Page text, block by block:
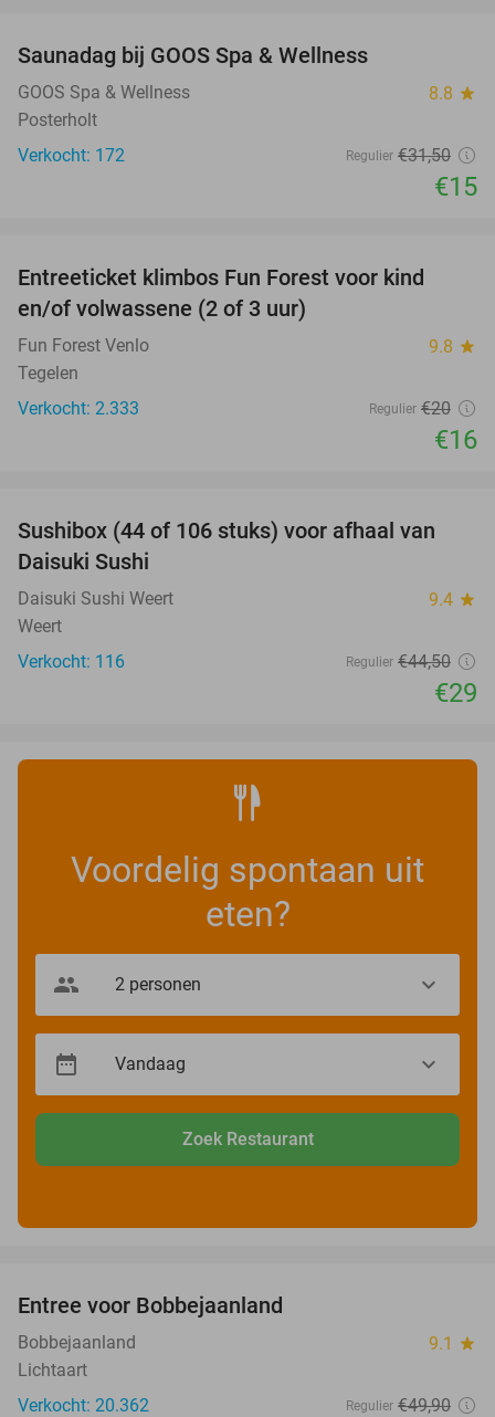
Saunadag bij GOOS Spa & Wellness
GOOS Spa & Wellness 8.8 star
Posterholt
Verkocht: 172
Regulier €31,50
€15
Entreeticket klimbos Fun Forest voor kind
en/of volwassene (2 of 3 uur)
Fun Forest Venlo 9.8 star
Tegelen
Verkocht: 2.333
Regulier €20
€16
35%
Sushibox (44 of 106 stuks) voor afhaal van
Daisuki Sushi
Daisuki Sushi Weert 9.4 star
Weert
Verkocht: 116
Regulier €44,50
€29
Voordelig spontaan uit
eten?
Zoek Restaurant
Entree voor Bobbejaanland
Bobbejaanland 9.1 star
Lichtaart
Verkocht: 20.362
Regulier €49,90